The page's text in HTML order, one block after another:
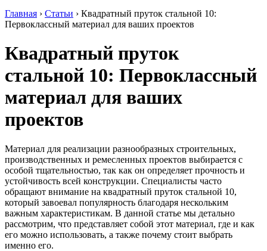
Трубы
нержавеющие
прямоугольные
Трубы
нержавеющие
AISI
Трубы
электросварные
AISI
Трубы
нержавеющие
перфорированные
Трубы
нержавеющие
бесшовные
Общестроительный
профиль
алюминиевая
алюминиевый
Тавр
алюминиевый
Фольга
алюминиевая
Чушка
алюминиевая
Швеллер
алюминиевый
Шина
алюминиевая
Инженерные
Переходы
стальные
стальные
Тройники
стальные
Хомуты
стальные
Крепеж
шуруп-
шпилька
Опоры
Главная › Статьи › Квадратный пруток стальной 10:
Первоклассный материал для ваших проектов
Квадратный пруток
стальной 10: Первоклассный
материал для ваших
проектов
Материал для реализации разнообразных строительных,
производственных и ремесленных проектов выбирается с
особой тщательностью, так как он определяет прочность и
устойчивость всей конструкции. Специалисты часто
обращают внимание на квадратный пруток стальной 10,
который завоевал популярность благодаря нескольким
важным характеристикам. В данной статье мы детально
рассмотрим, что представляет собой этот материал, где и как
его можно использовать, а также почему стоит выбрать
именно его.